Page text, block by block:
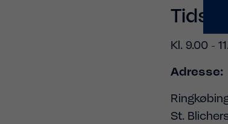
Kl. 9.00 -
Adresse:
St.